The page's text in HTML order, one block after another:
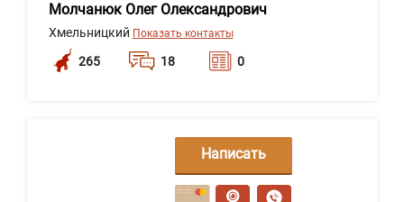
Молчанюк Олег Олександрович
Хмельницкий Показать контакты
265 18 0
Написать
сообщение